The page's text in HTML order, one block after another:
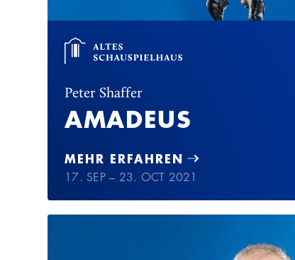
Peter Shaffer
AMADEUS
MEHR ERFAHREN
17. SEP – 23. OCT 2021